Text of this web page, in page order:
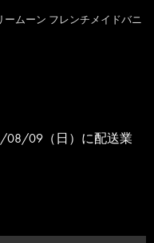
ームーン フレンチメイドバニ
08/09（日） に配送業